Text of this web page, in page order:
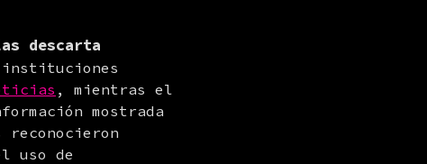
descarta
instituciones
, mientras el
mostrada
uso de